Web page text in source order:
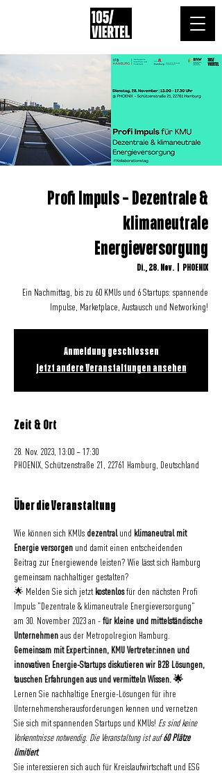
Profi Impuls – Dezentrale &
klimaneutrale
Energieversorgung
Di., 28. Nov. PHOENIX
Ein Nachmittag, bis zu 60 KMUs und 6 Startups: spannende
Impulse, Marketplace, Austausch und Networking!
Anmeldung geschlossen
Jetzt andere Veranstaltungen ansehen
Zeit & Ort
28. Nov. 2023, 13:00 – 17:30
PHOENIX, Schützenstraße 21, 22761 Hamburg, Deutschland
Über die Veranstaltung
Wie können sich KMUs dezentral und klimaneutral mit
Energie versorgen und damit einen entscheidenden
Beitrag zur Energiewende leisten? Wie lässt sich Hamburg
gemeinsam nachhaltiger gestalten?
🌟 Melden Sie sich jetzt kostenlos für den nächsten Profi
Impuls "Dezentrale & klimaneutrale Energieversorgung"
am 30. November 2023 an - für kleine und mittelständische
Unternehmen aus der Metropolregion Hamburg.
Gemeinsam mit Expert:innen, KMU Vertreter:innen und
innovativen Energie-Startups diskutieren wir B2B Lösungen,
tauschen Erfahrungen aus und vermitteln Wissen. 🌟
Lernen Sie nachhaltige Energie-Lösungen für ihre
Unternehmensherausforderungen kennen und vernetzen
Sie sich mit spannenden Startups und KMUs! Es sind keine
Vorkenntnisse notwendig. Die Veranstaltung ist auf 60 Plätze
limitiert.
Sie interessieren sich auch für Kreislaufwirtschaft und ESG